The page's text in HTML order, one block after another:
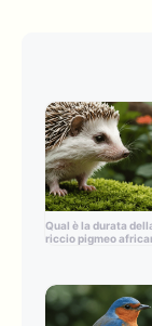
Qual è la durata
riccio pigmeo